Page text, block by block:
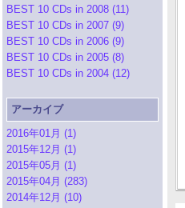
BEST 10 CDs in 2008 (11)
BEST 10 CDs in 2007 (9)
BEST 10 CDs in 2006 (9)
BEST 10 CDs in 2005 (8)
BEST 10 CDs in 2004 (12)
アーカイブ
2016年01月 (1)
2015年12月 (1)
2015年05月 (1)
2015年04月 (283)
2014年12月 (10)